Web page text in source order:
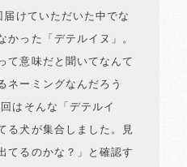
けていただいた中でな
かった「デテルイヌ」。
て意味だと聞いてなんて
ネーミングなんだろう
はそんな「デテルイ
る犬が集合しました。見
てるのかな？」と確認す